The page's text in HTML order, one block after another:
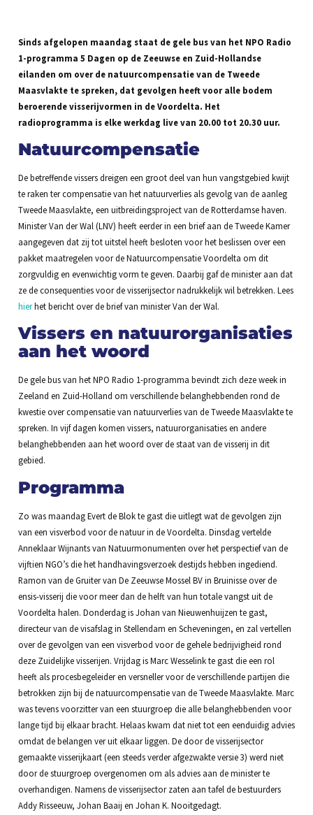
Sinds afgelopen maandag staat de gele bus van het NPO Radio
1-programma 5 Dagen op de Zeeuwse en Zuid-Hollandse
eilanden om over de natuurcompensatie van de Tweede
Maasvlakte te spreken, dat gevolgen heeft voor alle bodem
beroerende visserijvormen in de Voordelta. Het
radioprogramma is elke werkdag live van 20.00 tot 20.30 uur.
Natuurcompensatie
De betreffende vissers dreigen een groot deel van hun vangstgebied kwijt
te raken ter compensatie van het natuurverlies als gevolg van de aanleg
Tweede Maasvlakte, een uitbreidingsproject van de Rotterdamse haven.
Minister Van der Wal (LNV) heeft eerder in een brief aan de Tweede Kamer
aangegeven dat zij tot uitstel heeft besloten voor het beslissen over een
pakket maatregelen voor de Natuurcompensatie Voordelta om dit
zorgvuldig en evenwichtig vorm te geven. Daarbij gaf de minister aan dat
ze de consequenties voor de visserijsector nadrukkelijk wil betrekken. Lees
hierhet bericht over de brief van minister Van der Wal.
Vissers en natuurorganisaties
aan het woord
De gele bus van het NPO Radio 1-programma bevindt zich deze week in
Zeeland en Zuid-Holland om verschillende belanghebbenden rond de
kwestie over compensatie van natuurverlies van de Tweede Maasvlakte te
spreken. In vijf dagen komen vissers, natuurorganisaties en andere
belanghebbenden aan het woord over de staat van de visserij in dit
gebied.
Programma
Zo was maandag Evert de Blok te gast die uitlegt wat de gevolgen zijn
van een visverbod voor de natuur in de Voordelta. Dinsdag vertelde
Anneklaar Wijnants van Natuurmonumenten over het perspectief van de
vijftien NGO’s die het handhavingsverzoek destijds hebben ingediend.
Ramon van de Gruiter van De Zeeuwse Mossel BV in Bruinisse over de
ensis-visserij die voor meer dan de helft van hun totale vangst uit de
Voordelta halen. Donderdag is Johan van Nieuwenhuijzen te gast,
directeur van de visafslag in Stellendam en Scheveningen, en zal vertellen
over de gevolgen van een visverbod voor de gehele bedrijvigheid rond
deze Zuidelijke visserijen. Vrijdag is Marc Wesselink te gast die een rol
heeft als procesbegeleider en versneller voor de verschillende partijen die
betrokken zijn bij de natuurcompensatie van de Tweede Maasvlakte. Marc
was tevens voorzitter van een stuurgroep die alle belanghebbenden voor
lange tijd bij elkaar bracht. Helaas kwam dat niet tot een eenduidig advies
omdat de belangen ver uit elkaar liggen. De door de visserijsector
gemaakte visserijkaart (een steeds verder afgezwakte versie 3) werd niet
door de stuurgroep overgenomen om als advies aan de minister te
overhandigen. Namens de visserijsector zaten aan tafel de bestuurders
Addy Risseeuw, Johan Baaij en Johan K. Nooitgedagt.